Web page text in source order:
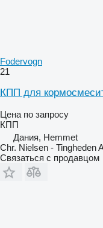
Fodervogn
21
КПП для
Цена по запросу
КПП
Дания, Hemmet
Chr. Nielsen - Tingheden
Связаться с продавцом